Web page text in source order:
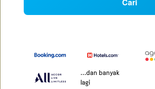
Cari
...dan banyak
lagi